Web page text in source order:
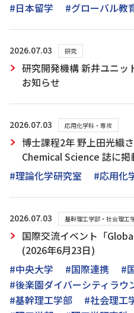
#日本留学
#グローバル教
2026.07.03 研究
研究開発機構 新井ユニッ
お知らせ
2026.07.03 応用化学科・専攻
博士課程2年 野上田光織
Chemical Science 誌に掲
#理論化学研究室
#応用化
2026.07.03 基幹理工学部・社会理工
国際交流イベント「
(2026年6月23日)
#中央大学
#国際連携
#
#後楽園ダイバーシティラウ
#基幹理工学部
#社会理工